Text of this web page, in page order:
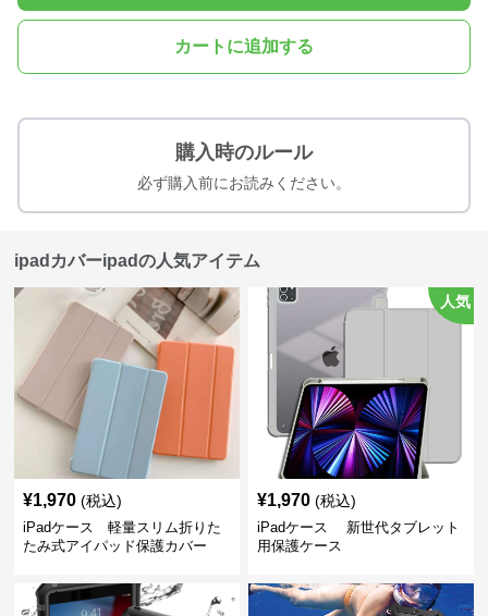
カートに追加する
購入時のルール
必ず購入前にお読みください。
ipadカバーipadの人気アイテム
¥1,970 (税込)
iPadケース 軽量スリム折りた
たみ式アイパッド保護カバー
人気
¥1,970 (税込)
iPadケース 新世代タブレット
用保護ケース